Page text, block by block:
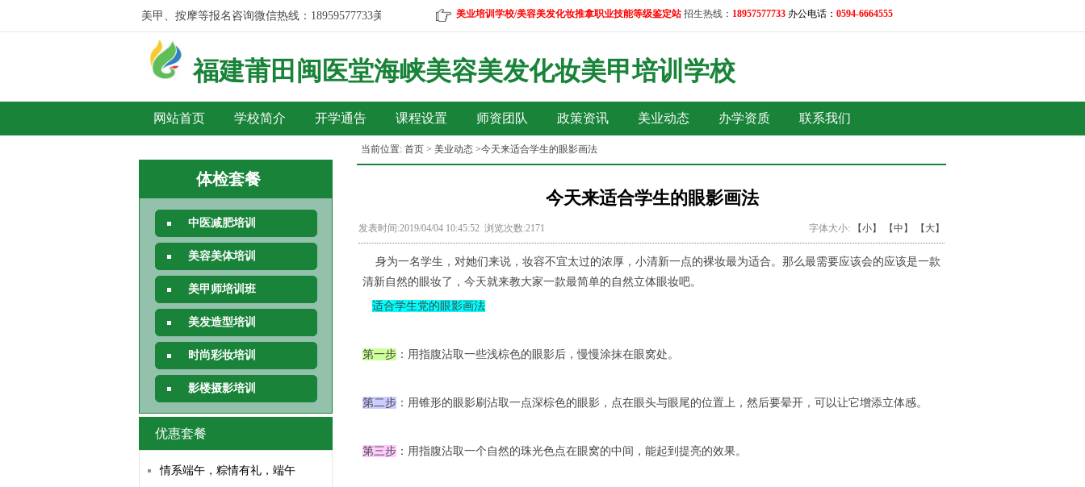
福建莆田 闽医堂海峡美容美发化妆美甲培训 学校
网站首页 学校简介 开学通告 课程设置 师资团队 政策资讯 美业动态 办学资质 联系我们
美容、美发、彩妆、美甲、按摩等报名咨询微信热线：18959577733美容、美发、彩妆、美甲、按摩等报名咨询微信热线：18959577733
美业培训学校/美容美发化妆推拿职业技能等级鉴定站 招生热线： 18957577733 办公电话： 0594-6664555
体检套餐
中医减肥培训
美容美体培训
美甲师培训班
美发造型培训
时尚彩妆培训
影楼摄影培训
优惠套餐
情系端午，粽情有礼，端午
当前位置: 首页 > 美业动态 >今天来适合学生的眼影画法
今天来适合学生的眼影画法
发表时间:2019/04/04 10:45:52 浏览次数:2171 字体大小: 【小】 【中】 【大】
身为一名学生， 对她们来说，妆容不宜太过的浓厚，小清新一点的裸妆最为适合。那么最需要应该会的应该是一款
清新自然的眼妆了，今天就来教大家一款最简单的自然立体眼妆吧。
适合学生党的眼影画法
第一步 ：用指腹沾取一些浅棕色的眼影后，慢慢涂抹在眼窝处。
第二步 ：用锥形的眼影刷沾取一点深棕色的眼影，点在眼头与眼尾的位置上，然后要晕开，可以让它增添立体感。
第三步 ：用指腹沾取一个自然的珠光色点在眼窝的中间，能起到提亮的效果。